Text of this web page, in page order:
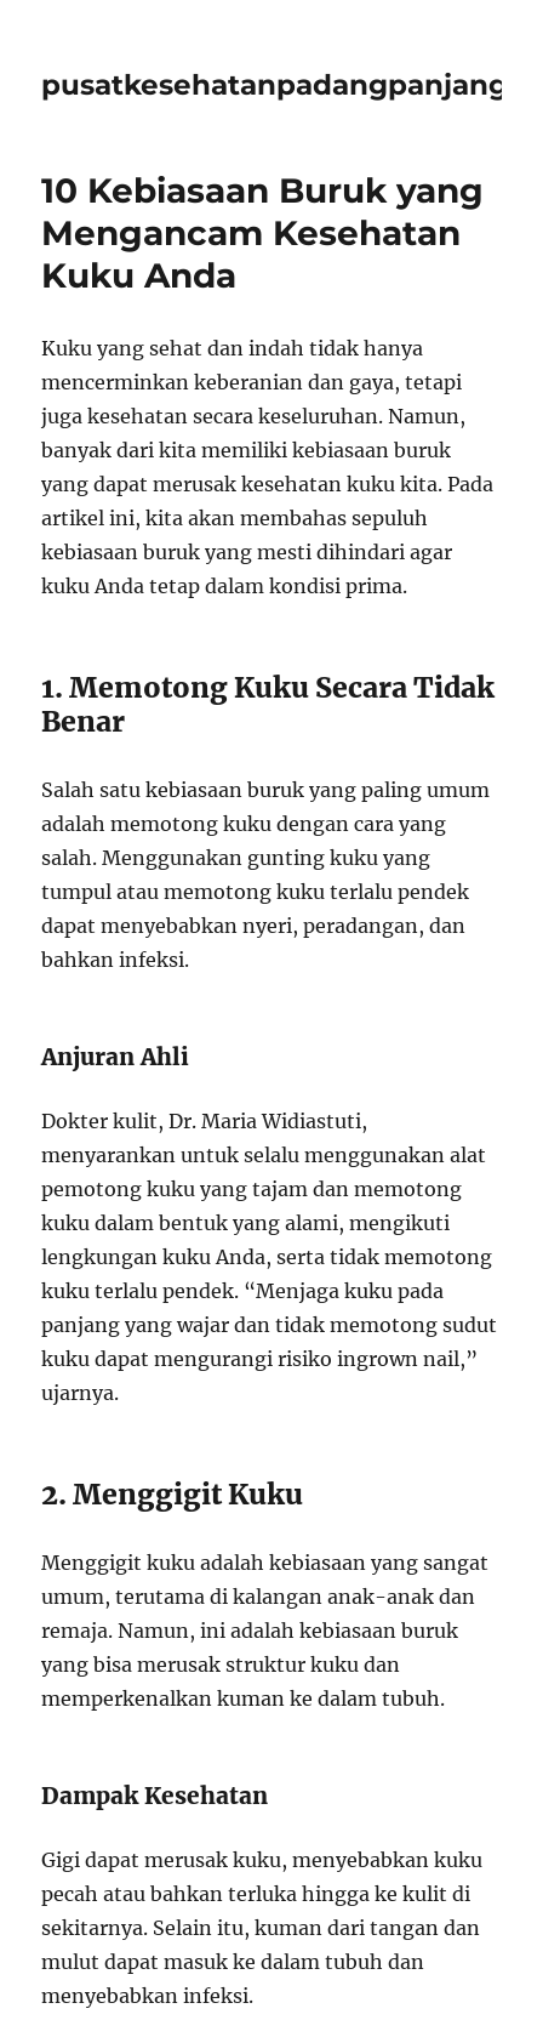
pusatkesehatanpadangpanjangid
10 Kebiasaan Buruk yang
Mengancam Kesehatan
Kuku Anda
Kuku yang sehat dan indah tidak hanya
mencerminkan keberanian dan gaya, tetapi
juga kesehatan secara keseluruhan. Namun,
banyak dari kita memiliki kebiasaan buruk
yang dapat merusak kesehatan kuku kita. Pada
artikel ini, kita akan membahas sepuluh
kebiasaan buruk yang mesti dihindari agar
kuku Anda tetap dalam kondisi prima.
1. Memotong Kuku Secara Tidak
Benar
Salah satu kebiasaan buruk yang paling umum
adalah memotong kuku dengan cara yang
salah. Menggunakan gunting kuku yang
tumpul atau memotong kuku terlalu pendek
dapat menyebabkan nyeri, peradangan, dan
bahkan infeksi.
Anjuran Ahli
Dokter kulit, Dr. Maria Widiastuti,
menyarankan untuk selalu menggunakan alat
pemotong kuku yang tajam dan memotong
kuku dalam bentuk yang alami, mengikuti
lengkungan kuku Anda, serta tidak memotong
kuku terlalu pendek. “Menjaga kuku pada
panjang yang wajar dan tidak memotong sudut
kuku dapat mengurangi risiko ingrown nail,”
ujarnya.
2. Menggigit Kuku
Menggigit kuku adalah kebiasaan yang sangat
umum, terutama di kalangan anak-anak dan
remaja. Namun, ini adalah kebiasaan buruk
yang bisa merusak struktur kuku dan
memperkenalkan kuman ke dalam tubuh.
Dampak Kesehatan
Gigi dapat merusak kuku, menyebabkan kuku
pecah atau bahkan terluka hingga ke kulit di
sekitarnya. Selain itu, kuman dari tangan dan
mulut dapat masuk ke dalam tubuh dan
menyebabkan infeksi.